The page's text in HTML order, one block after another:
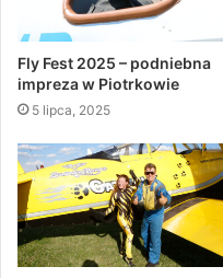
Fly Fest 2025 – podniebna
impreza w Piotrkowie
5 lipca, 2025